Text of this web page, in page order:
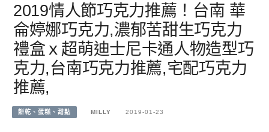
2019情人節巧克力推薦！台南 華
侖婷娜巧克力,濃郁苦甜生巧克力
禮盒ｘ超萌迪士尼卡通人物造型巧
克力,台南巧克力推薦,宅配巧克力
推薦,
餅乾、蛋糕、甜點 MILLY 2019-01-23